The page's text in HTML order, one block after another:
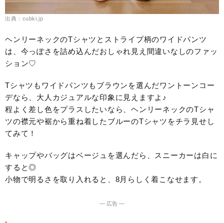
出典：cubki.jp
ヘンリーネックのTシャツとストライプ柄のワイドパンツ
は、今っぽさを詰め込んだおしゃれ見え間違いなしのファッ
ション♡
Tシャツもワイドパンツもブラウンを選んだワントーンコー
デなら、大人カジュアルな印象に見えますよ♪
程よく差し色をプラスしたいなら、ヘンリーネックのTシャ
ツの襟元や裾から重ね着したブルーのTシャツをチラ見せし
てみて！
キャップやバッグはベージュを選んだら、スニーカーは白に
すると◎
小物で明るさを取り入れると、8月らしく着こなせます。
― 広告 ―